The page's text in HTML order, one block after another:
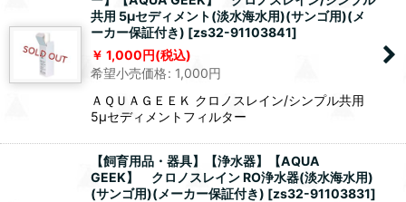
共用 5μセディメント(淡水海水用)(サンゴ用)(メ
ーカー保証付き) [zs32-91103841]
1,000円(税込)
希望小売価格: 1,000円
ＡＱＵＡＧＥＥＫ クロノスレイン/シンプル共用
5μセディメントフィルター
【飼育用品・器具】【浄水器】【AQUA
GEEK】 クロノスレイン RO浄水器(淡水海水用)
(サンゴ用)(メーカー保証付き) [zs32-91103831]